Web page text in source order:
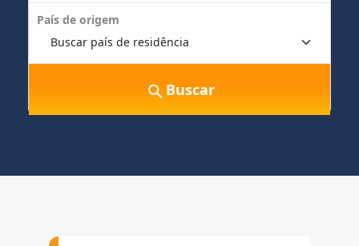
País de origem
Buscar